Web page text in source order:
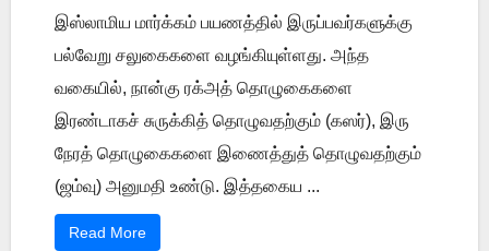
இஸ்லாமிய மார்க்கம் பயணத்தில் இருப்பவர்களுக்கு
பல்வேறு சலுகைகளை வழங்கியுள்ளது. அந்த
வகையில், நான்கு ரக்அத் தொழுகைகளை
இரண்டாகச் சுருக்கித் தொழுவதற்கும் (கஸர்), இரு
நேரத் தொழுகைகளை இணைத்துத் தொழுவதற்கும்
(ஜம்வு) அனுமதி உண்டு. இத்தகைய ...
Read More